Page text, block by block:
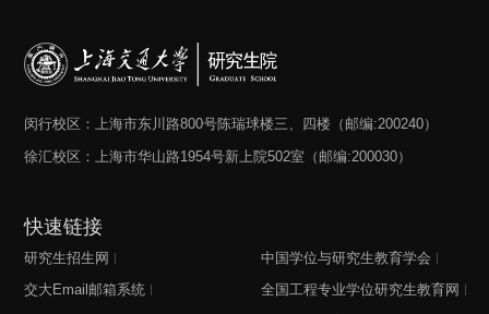
闵行校区：上海市东川路800号陈瑞球楼三、四楼（邮编:200240）
徐汇校区：上海市华山路1954号新上院502室（邮编:200030）
快速链接
研究生招生网
交大Email邮箱系统
中国学位与研究生教育学会
全国工程专业学位研究生教育网